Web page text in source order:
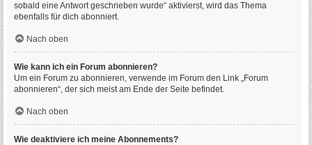
sobald eine Antwort geschrieben wurde“ aktivierst, wird das Thema
ebenfalls für dich abonniert.
Nach oben
Wie kann ich ein Forum abonnieren?
Um ein Forum zu abonnieren, verwende im Forum den Link „Forum
abonnieren“, der sich meist am Ende der Seite befindet.
Nach oben
Wie deaktiviere ich meine Abonnements?